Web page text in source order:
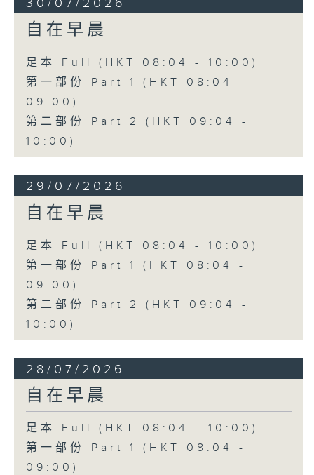
30/07/2026
自在早晨
足本 Full (HKT 08:04 - 10:00)
第一部份 Part 1 (HKT 08:04 -
09:00)
第二部份 Part 2 (HKT 09:04 -
10:00)
29/07/2026
自在早晨
足本 Full (HKT 08:04 - 10:00)
第一部份 Part 1 (HKT 08:04 -
09:00)
第二部份 Part 2 (HKT 09:04 -
10:00)
28/07/2026
自在早晨
足本 Full (HKT 08:04 - 10:00)
第一部份 Part 1 (HKT 08:04 -
09:00)